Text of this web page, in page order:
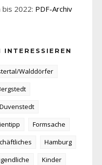
2022: PDF-Archiv
Walddörfer
Duvenstedt
Formsache
Hamburg
Kinder